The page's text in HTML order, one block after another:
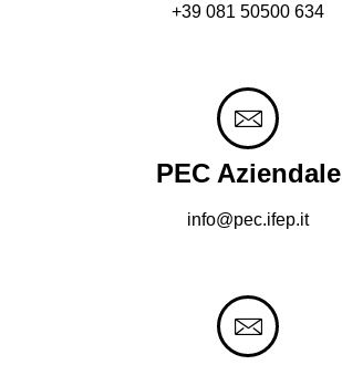
+39 081 50500 634
PEC Aziendale
info@pec.ifep.it